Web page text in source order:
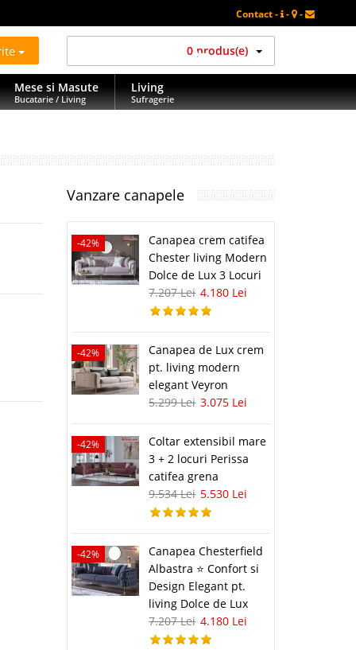
Contact - - -
0 produs(e)
Mese si Masute
Bucatarie / Living
Living
Sufragerie
Vanzare canapele
-42%
Canapea crem catifea
Chester living Modern
Dolce de Lux 3 Locuri
7.207 Lei 4.180 Lei
-42%
Canapea de Lux crem
pt. living modern
elegant Veyron
5.299 Lei 3.075 Lei
-42%
Coltar extensibil mare
3 + 2 locuri Perissa
catifea grena
9.534 Lei 5.530 Lei
-42%
Canapea Chesterfield
Albastra ⭐ Confort si
Design Elegant pt.
living Dolce de Lux
7.207 Lei 4.180 Lei